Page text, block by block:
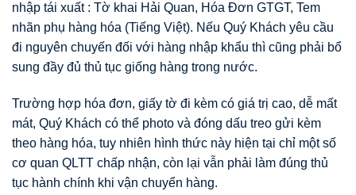
nhập tái xuất : Tờ khai Hải Quan, Hóa Đơn GTGT, Tem
nhãn phụ hàng hóa (Tiếng Việt). Nếu Quý Khách yêu cầu
đi nguyên chuyến đối với hàng nhập khẩu thì cũng phải bổ
sung đầy đủ thủ tục giống hàng trong nước.
Trường hợp hóa đơn, giấy tờ đi kèm có giá trị cao, dễ mất
mát, Quý Khách có thể photo và đóng dấu treo gửi kèm
theo hàng hóa, tuy nhiên hình thức này hiện tại chỉ một số
cơ quan QLTT chấp nhận, còn lại vẫn phải làm đúng thủ
tục hành chính khi vận chuyển hàng.